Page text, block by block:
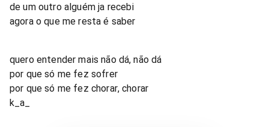
de um outro alguém ja recebi
agora o que me resta é saber
quero entender mais não dá, não dá
por que só me fez sofrer
por que só me fez chorar, chorar
k_a_